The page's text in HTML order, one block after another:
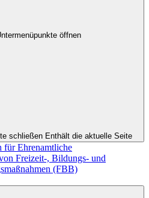
öffnen
schließen Enthält die aktuelle Seite
für Ehrenamtliche
Freizeit-, Bildungs- und
(FBB)